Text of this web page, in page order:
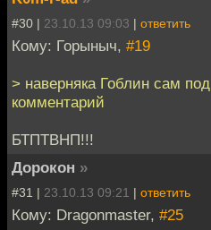
#30 | 23.10.13 09:03 | ответить
Кому: Горыныч, #19
> наверняка Гоблин сам
комментарий
БТПТВНП!!!
Дорокон »
#31 | 23.10.13 09:21 | ответить
Кому: Dragonmaster, #25